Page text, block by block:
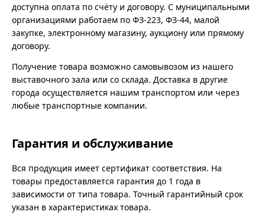
доступна оплата по счёту и договору. С муниципальными
организациями работаем по ФЗ-223, ФЗ-44, малой
закупке, электронному магазину, аукциону или прямому
договору.
Получение товара возможно самовывозом из нашего
выставочного зала или со склада. Доставка в другие
города осуществляется нашим транспортом или через
любые транспортные компании.
Гарантия и обслуживание
Вся продукция имеет сертификат соответствия. На
товары предоставляется гарантия до 1 года в
зависимости от типа товара. Точный гарантийный срок
указан в характеристиках товара.